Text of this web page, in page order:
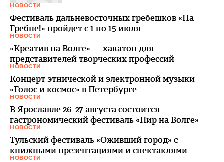
НОВОСТИ
Фестиваль дальневосточных гребешков «На
Гребне!» пройдет с 1 по 15 июля
НОВОСТИ
«Креатив на Волге» — хакатон для
представителей творческих профессий
НОВОСТИ
Концерт этнической и электронной музыки
«Голос и космос» в Петербурге
НОВОСТИ
В Ярославле 26–27 августа состоится
гастрономический фестиваль «Пир на Волге»
НОВОСТИ
Тульский фестиваль «Оживший город» с
книжными презентациями и спектаклями
НОВОСТИ